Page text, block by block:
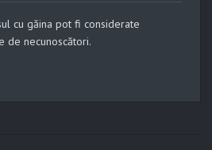
cu găina pot fi considerate
de necunoscători.